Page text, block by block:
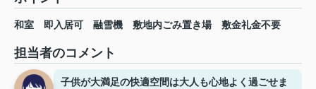
和室 即入居可 融雪機 敷地内ごみ置き場 敷金礼金不要
担当者のコメント
子供が大満足の快適空間は大人も心地よく過ごせま